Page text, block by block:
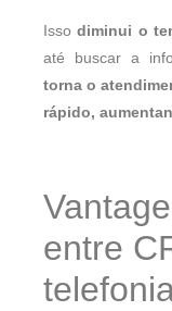
Issodiminui o
até buscar a
torna o
rápido,
entre